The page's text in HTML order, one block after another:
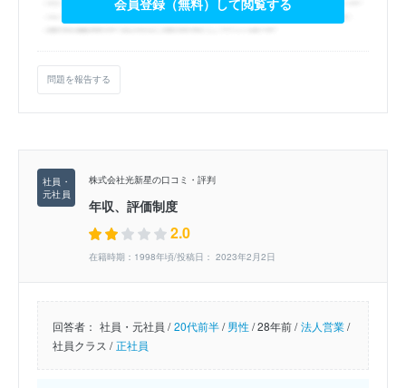
問題を報告する
株式会社光新星の口コミ・評判
年収、評価制度
2.0
在籍時期：1998年頃/投稿日： 2023年2月2日
回答者： 社員・元社員 / 20代前半/男性/28年前 / 法人営業/
社員クラス / 正社員